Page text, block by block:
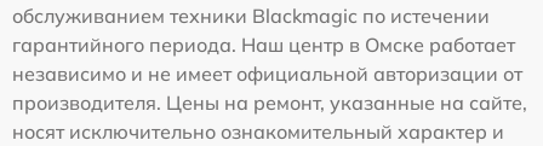
обслуживанием техники Blackmagic по истечении
гарантийного периода. Наш центр в Омске работает
независимо и не имеет официальной авторизации от
производителя. Цены на ремонт, указанные на сайте,
носят исключительно ознакомительный характер и